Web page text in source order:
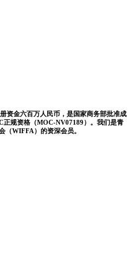
资金六百万人民币，是国家商务部批准成
正规资格（MOC-NV07189）。我们是青
（WIFFA）的资深会员。